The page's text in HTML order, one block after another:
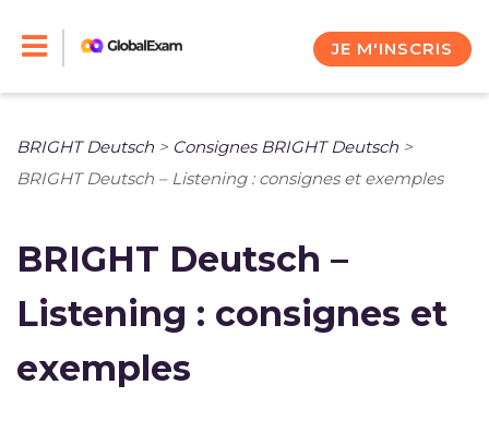
JE M'INSCRIS
BRIGHT Deutsch > Consignes BRIGHT Deutsch >
BRIGHT Deutsch – Listening : consignes et exemples
BRIGHT Deutsch –
Listening : consignes et
exemples